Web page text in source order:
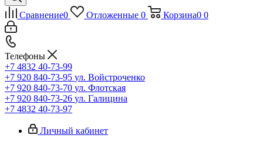
Сравнение0 Отложенные 0 Корзина0 0
Телефоны
+7 4832 40-73-99
+7 920 840-73-95 ул. Войстроченко
+7 920 840-73-70 ул. Флотская
+7 920 840-73-26 ул. Галицина
+7 4832 40-73-97
Личный кабинет